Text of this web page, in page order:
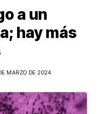
a un
hay más
MARZO DE 2024